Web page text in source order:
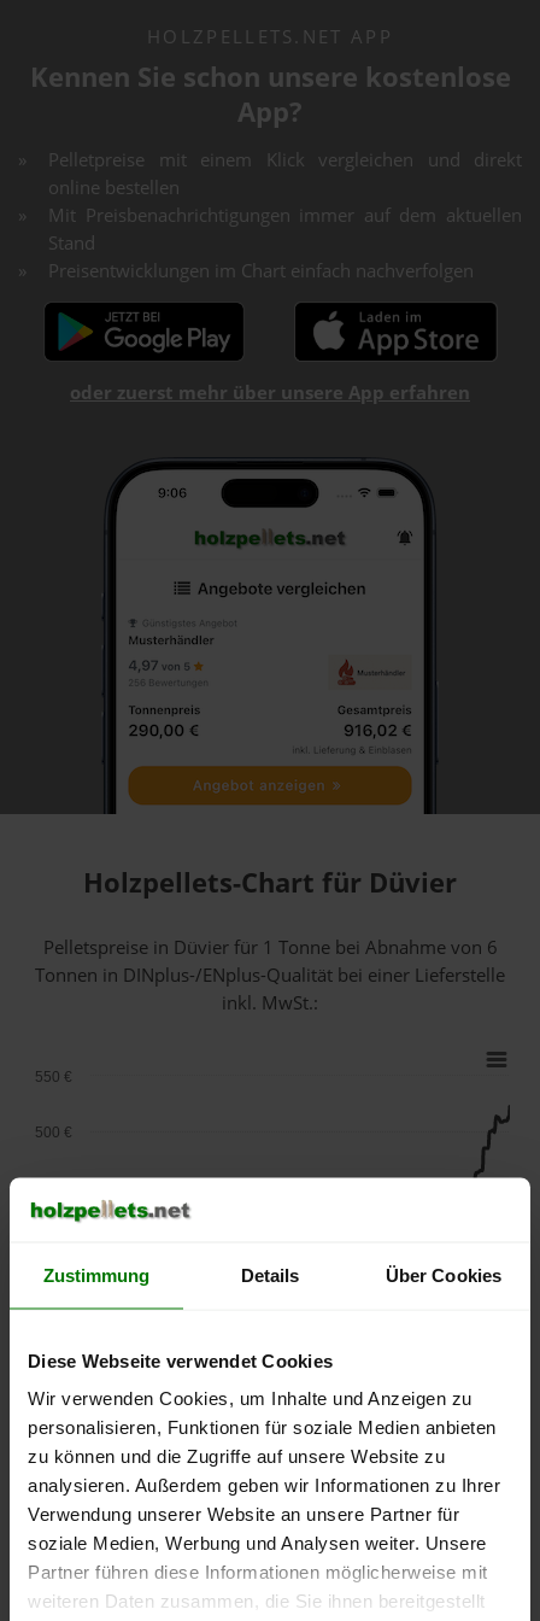
Zustimmung Details Über Cookies
Diese Webseite verwendet Cookies
Wir verwenden Cookies, um Inhalte und Anzeigen zu
personalisieren, Funktionen für soziale Medien anbieten
zu können und die Zugriffe auf unsere Website zu
analysieren. Außerdem geben wir Informationen zu Ihrer
Verwendung unserer Website an unsere Partner für
soziale Medien, Werbung und Analysen weiter. Unsere
Partner führen diese Informationen möglicherweise mit
weiteren Daten zusammen, die Sie ihnen bereitgestellt
HOLZPELLETS.NET APP
Kennen Sie schon unsere kostenlose
App?
Pelletpreise mit einem Klick vergleichen und direkt
online bestellen
Mit Preisbenachrichtigungen immer auf dem aktuellen
Stand
Preisentwicklungen im Chart einfach nachverfolgen
oder zuerst mehr über unsere App erfahren
Holzpellets-Chart für Düvier
Pelletspreise in Düvier für 1 Tonne bei Abnahmevon 6
Tonnen in DINplus-/ENplus-Qualität bei einer Lieferstelle
inkl. MwSt.:
lose Ware Sackware
September
Januar
Mai
250 €
300 €
500 €
550 €
Die aktuelle Preisentwicklung für Holzpellets in Deutschland
können Sie jederzeit auf unsererPelletspreise-Seite
nachvollziehen.